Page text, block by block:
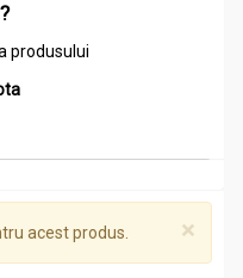
produsului
×
acest produs.